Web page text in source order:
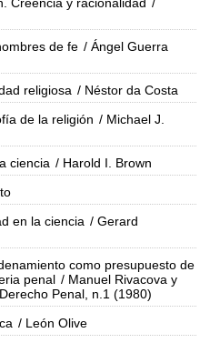
de fe / Ángel Guerra
religiosa / Néstor da Costa
de la religión / Michael J.
ciencia / Harold I. Brown
en la ciencia / Gerard
como presupuesto de
penal / Manuel Rivacova y
Penal, n.1 (1980)
/ León Olive